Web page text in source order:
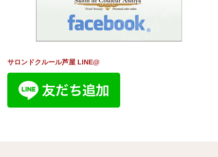
サロンドクルール芦屋 LINE@